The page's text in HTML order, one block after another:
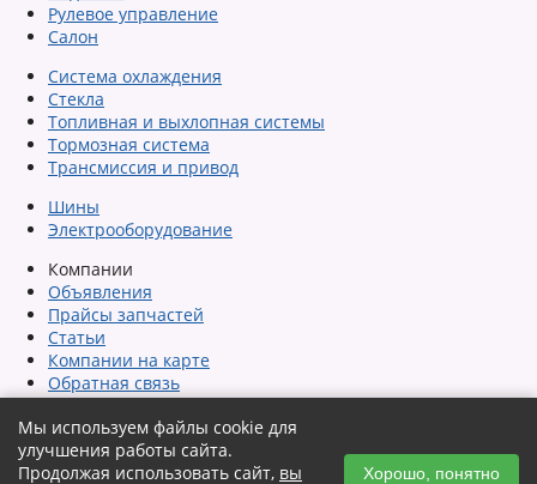
Мы используем файлы cookie для
улучшения работы сайта.
Продолжая использовать сайт, вы Хорошо, понятно
Рулевое управление
Салон
Система охлаждения
Стекла
Топливная и выхлопная системы
Тормозная система
Трансмиссия и привод
Шины
Электрооборудование
Компании
Объявления
Прайсы запчастей
Статьи
Компании на карте
Обратная связь
Сообщить об ошибке
Карта сайта
Помощь
Автозагрузка объявлений